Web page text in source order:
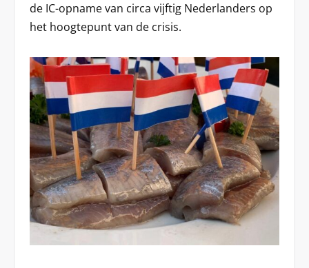
de IC-opname van circa vijftig Nederlanders op
het hoogtepunt van de crisis.